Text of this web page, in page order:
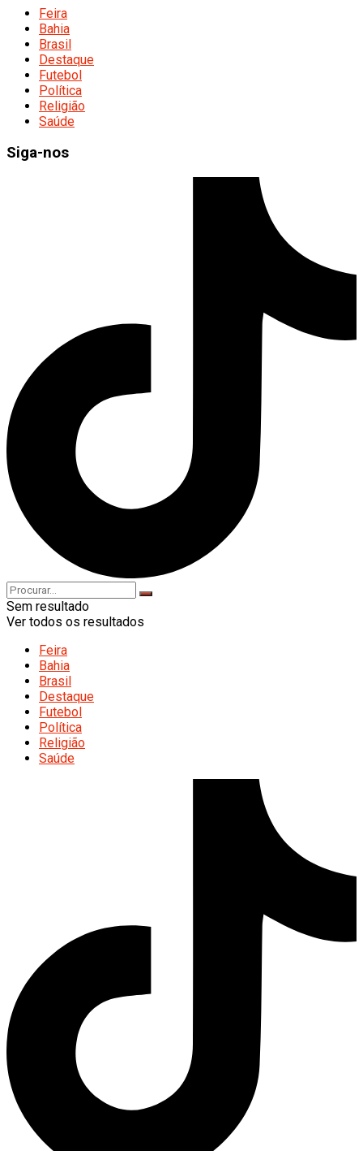
Feira
Bahia
Brasil
Destaque
Futebol
Política
Religião
Saúde
Siga-nos
Sem resultado
Ver todos os resultados
Feira
Bahia
Brasil
Destaque
Futebol
Política
Religião
Saúde